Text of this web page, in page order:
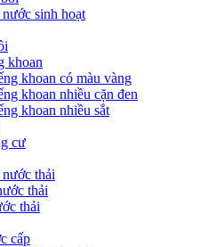
sinh hoạt
khoan
khoan có màu vàng
khoan nhiều cặn đen
khoan nhiều sắt
cư
thải
thải
thải
cấp